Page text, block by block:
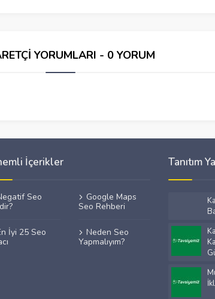
YORUMLARI - 0 YORUM
İçerikler
Seo
Google Maps
Seo Rehberi
İyi 25 Seo
Neden Seo
Yapmalıyım?
Tanıtım